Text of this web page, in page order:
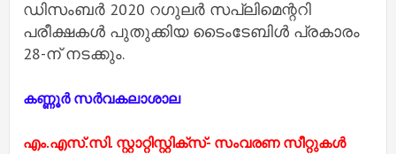
ഡിസംബര്‍ 2020 റഗുലര്‍ സപ്ലിമെന്ററി
പരീക്ഷകള്‍ പുതുക്കിയ ടൈംടേബിള്‍ പ്രകാരം
28-ന് നടക്കും.
കണ്ണൂർ സർവകലാശാല
എം.എസ്.സി. സ്റ്റാറ്റിസ്റ്റിക്‌സ്- സംവരണ സീറ്റുകൾ